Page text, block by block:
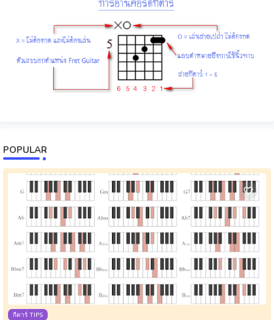
POPULAR
กีตาร์ TIPS